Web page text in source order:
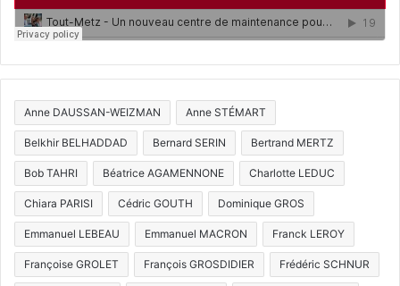
Anne DAUSSAN-WEIZMAN Anne STÉMART
Belkhir BELHADDAD Bernard SERIN Bertrand MERTZ
Bob TAHRI Béatrice AGAMENNONE Charlotte LEDUC
Chiara PARISI Cédric GOUTH Dominique GROS
Emmanuel LEBEAU Emmanuel MACRON Franck LEROY
Françoise GROLET François GROSDIDIER Frédéric SCHNUR